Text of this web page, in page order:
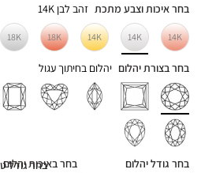
בחר איכות וצבע מתכת זהב לבן 14K
14K
14K
14K
18K
18K
בחר בצורת יהלום יהלום בחיתוך עגול
בחר גודל יהלום בחר באיכות יהלום
בחר גודל